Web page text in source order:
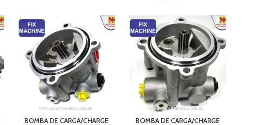
BOMBA DE CARGA/CHARGE
BOMBA DE CARGA/CHARGE